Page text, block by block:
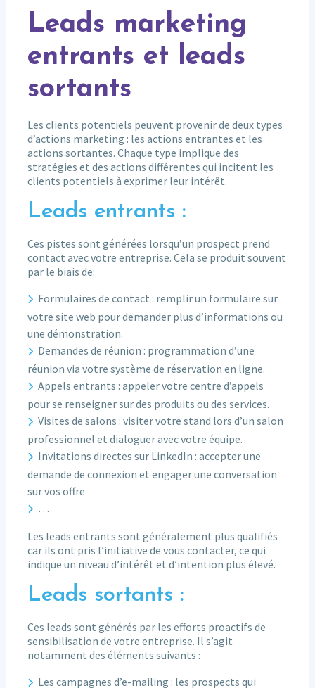
Leads marketing
entrants et leads
sortants
Les clients potentiels peuvent provenir de deux types
d’actions marketing : les actions entrantes et les
actions sortantes. Chaque type implique des
stratégies et des actions différentes qui incitent les
clients potentiels à exprimer leur intérêt.
Leads entrants :
Ces pistes sont générées lorsqu’un prospect prend
contact avec votre entreprise. Cela se produit souvent
par le biais de:
Formulaires de contact : remplir un formulaire sur
votre site web pour demander plus d’informations ou
une démonstration.
Demandes de réunion : programmation d’une
réunion via votre système de réservation en ligne.
Appels entrants : appeler votre centre d’appels
pour se renseigner sur des produits ou des services.
Visites de salons : visiter votre stand lors d’un salon
professionnel et dialoguer avec votre équipe.
Invitations directes sur LinkedIn : accepter une
demande de connexion et engager une conversation
sur vos offre
…
Les leads entrants sont généralement plus qualifiés
car ils ont pris l’initiative de vous contacter, ce qui
indique un niveau d’intérêt et d’intention plus élevé.
Leads sortants :
Ces leads sont générés par les efforts proactifs de
sensibilisation de votre entreprise. Il s’agit
notamment des éléments suivants :
Les campagnes d’e-mailing : les prospects qui